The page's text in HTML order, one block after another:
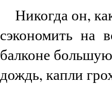
Никогда он,
сэкономить на
балконе
дождь, капли